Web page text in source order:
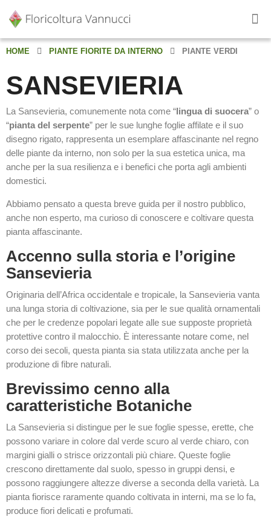
HOME PIANTE FIORITE DA INTERNO PIANTE VERDI
SANSEVIERIA
La Sansevieria, comunemente nota come “lingua di suocera” o
“pianta del serpente” per le sue lunghe foglie affilate e il suo
disegno rigato, rappresenta un esemplare affascinante nel regno
delle piante da interno, non solo per la sua estetica unica, ma
anche per la sua resilienza e i benefici che porta agli ambienti
domestici.
Abbiamo pensato a questa breve guida per il nostro pubblico,
anche non esperto, ma curioso di conoscere e coltivare questa
pianta affascinante.
Accenno sulla storia e l’origine
Sansevieria
Originaria dell’Africa occidentale e tropicale, la Sansevieria vanta
una lunga storia di coltivazione, sia per le sue qualità ornamentali
che per le credenze popolari legate alle sue supposte proprietà
protettive contro il malocchio. È interessante notare come, nel
corso dei secoli, questa pianta sia stata utilizzata anche per la
produzione di fibre naturali.
Brevissimo cenno alla
caratteristiche Botaniche
La Sansevieria si distingue per le sue foglie spesse, erette, che
possono variare in colore dal verde scuro al verde chiaro, con
margini gialli o strisce orizzontali più chiare. Queste foglie
crescono direttamente dal suolo, spesso in gruppi densi, e
possono raggiungere altezze diverse a seconda della varietà. La
pianta fiorisce raramente quando coltivata in interni, ma se lo fa,
produce fiori delicati e profumati.